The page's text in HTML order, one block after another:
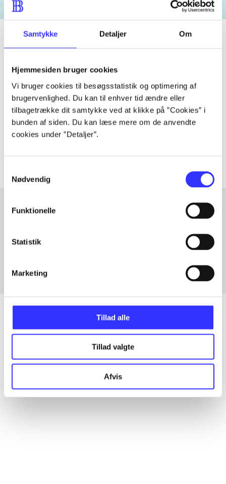
Samtykke Detaljer Om
Hjemmesiden bruger cookies
Vi bruger cookies til besøgsstatistik og optimering af
brugervenlighed. Du kan til enhver tid ændre eller
tilbagetrække dit samtykke ved at klikke på ”Cookies” i
bunden af siden. Du kan læse mere om de anvendte
cookies under ”Detaljer”.
Nødvendig
Funktionelle
Statistik
Marketing
Tillad alle
Tillad valgte
Afvis
Tidsskrift
Artiklen er en del af
lorem ipsum dolor sit amet ...
Tidsskrift
Artiklerne ihandler ofte om
Fra
Alle registrerede artikler fordelt på udgivelser